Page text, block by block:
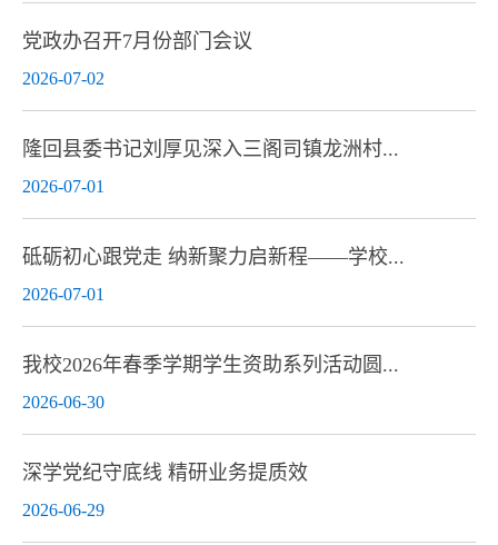
党政办召开7月份部门会议
2026-07-02
隆回县委书记刘厚见深入三阁司镇龙洲村...
2026-07-01
砥砺初心跟党走 纳新聚力启新程——学校...
2026-07-01
我校2026年春季学期学生资助系列活动圆...
2026-06-30
深学党纪守底线 精研业务提质效
2026-06-29